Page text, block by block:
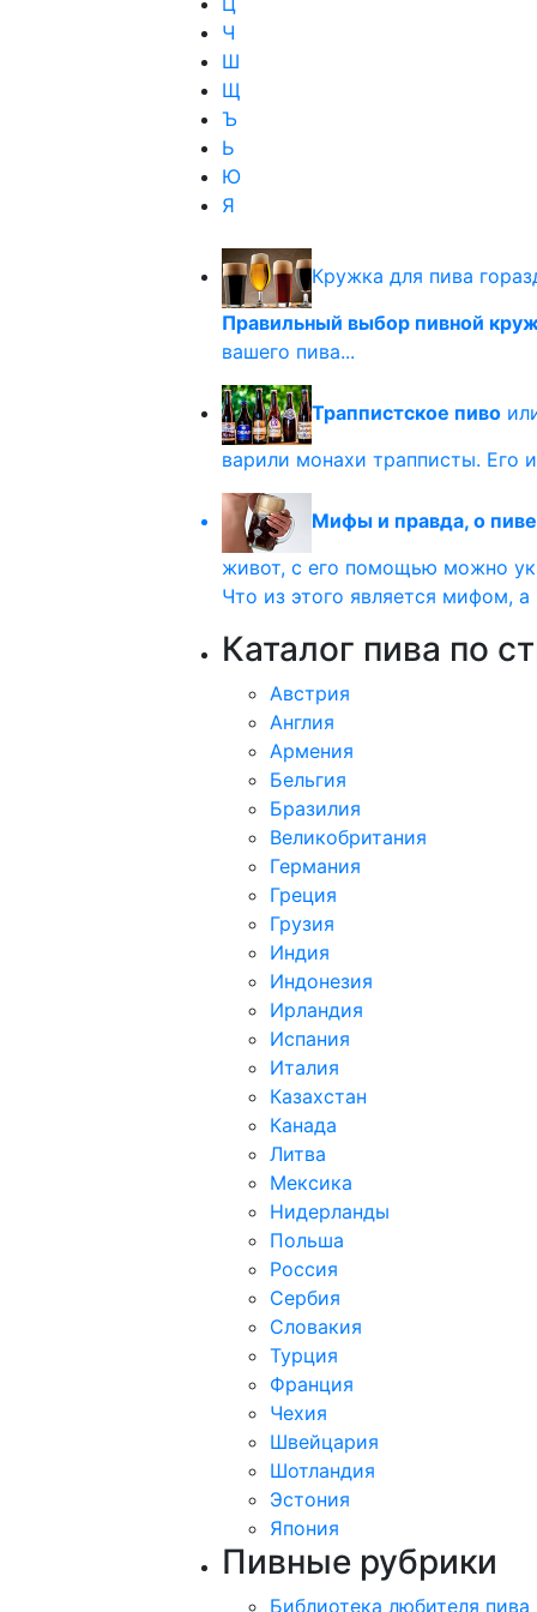
Ч
Ш
Щ
Ъ
Ь
Ю
Я
Кружка для пива
Правильный выбор пивной
вашего пива...
Траппистское пиво
варили монахи трапписты. Его
Мифы и правда, о
живот, с его помощью можно
Что из этого является мифом, а
Каталог пива по
Австрия
Англия
Армения
Бельгия
Бразилия
Великобритания
Германия
Греция
Грузия
Индия
Индонезия
Ирландия
Испания
Италия
Казахстан
Канада
Литва
Мексика
Нидерланды
Польша
Россия
Сербия
Словакия
Турция
Франция
Чехия
Швейцария
Шотландия
Эстония
Япония
Пивные рубрики
Библиотека любителя пива